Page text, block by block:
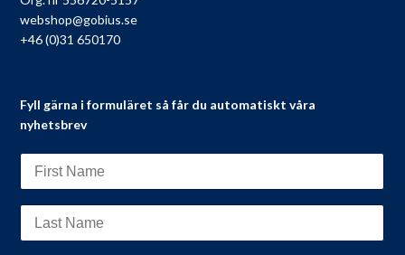
webshop@gobius.se
+46 (0)31 650170
Fyll gärna i formuläret så får du automatiskt våra
nyhetsbrev